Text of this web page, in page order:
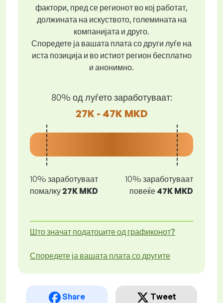
фактори, пред се регионот во кој работат,
должината на искуството, големината на
компанијата и друго.
Споредете ја вашата плата со други луѓе на
иста позиција и во истиот регион бесплатно
и анонимно.
80% од луѓето заработуваат:
27K - 47K MKD
10% заработуваат
помалку27K MKD
10% заработуваат
повеќе 47K MKD
Што значат податоците од графиконот?
Споредете ја вашата плата со другите
Share Tweet